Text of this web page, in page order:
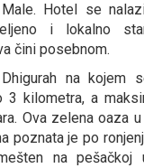
Hotel se
i lokalno
čini posebnom.
na kojem
3 kilometra, a
Ova zelena oaza
poznata je po
na pešačkoj